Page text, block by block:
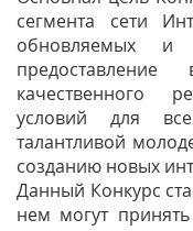
сегмента сети
обновляемых и
качественного
условий для
талантливой
созданию новых
Данный Конкурс
нем могут